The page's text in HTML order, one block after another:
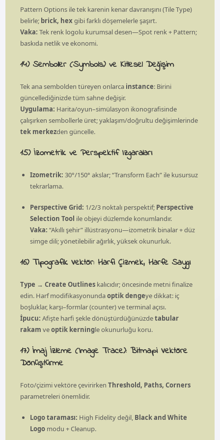
Pattern Options ile tek karenin kenar davranışını (Tile Type)
belirle; brick, hex gibi farklı döşemelerle şaşırt.
Vaka: Tek renk logolu kurumsal desen—Spot renk + Pattern;
baskıda netlik ve ekonomi.
14) Semboller (Symbols) ve Kitlesel Değişim
Tek ana sembolden türeyen onlarca instance: Birini
güncellediğinizde tüm sahne değişir.
Uygulama: Harita/oyun–simülasyon ikonografisinde
çalışırken sembollerle üret; yaklaşım/doğrultu değişimlerinde
tek merkezden güncelle.
15) İzometrik ve Perspektif Izgaraları
Izometrik: 30°/150° akslar; “Transform Each” ile kusursuz
tekrarlama.
Perspective Grid: 1/2/3 noktalı perspektif; Perspective
Selection Tool ile objeyi düzlemde konumlandır.
Vaka: “Akıllı şehir” illüstrasyonu—izometrik binalar + düz
simge dili; yönetilebilir ağırlık, yüksek okunurluk.
16) Tipografik Vektör: Harfi Çizmek, Harfe Saygı
Type → Create Outlines kalıcıdır; öncesinde metni finalize
edin. Harf modifikasyonundaoptik dengeye dikkat: iç
boşluklar, karşı–formlar (counter) ve terminal açısı.
İpucu: Afişte harfi şekle dönüştürdüğünüzdetabular
rakam veoptik kerningle okunurluğu koru.
17) İmaj İzleme (Image Trace): Bitmapi Vektöre
Dönüştürme
Foto/çizimi vektöre çevirirkenThreshold, Paths, Corners
parametreleri önemlidir.
Logo taraması: High Fidelity değil, Black and White
Logo modu + Cleanup.